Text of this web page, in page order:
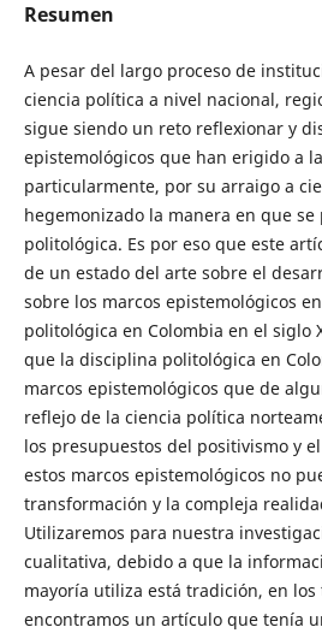
Resumen
A pesar del largo proceso de
ciencia política a nivel nacional,
sigue siendo un reto reflexionar y
epistemológicos que han erigido a
particularmente, por su arraigo a
hegemonizado la manera en que
politológica. Es por eso que este
de un estado del arte sobre el
sobre los marcos epistemológicos
politológica en Colombia en el siglo
que la disciplina politológica en
marcos epistemológicos que de
reflejo de la ciencia política
los presupuestos del positivismo y
estos marcos epistemológicos no
transformación y la compleja
Utilizaremos para nuestra
cualitativa, debido a que la
mayoría utiliza está tradición, en los
encontramos un artículo que tenía